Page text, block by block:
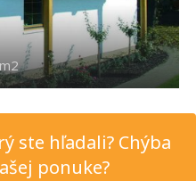
ste hľadali? Chýba
ponuke?